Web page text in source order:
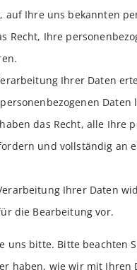
auf Ihre uns bekannten
Recht, Ihre
Ihrer Daten
Daten
das Recht, alle Ihre
und vollständig an
Ihrer Daten
die Bearbeitung vor.
uns bitte. Bitte beachten
haben, wie wir mit